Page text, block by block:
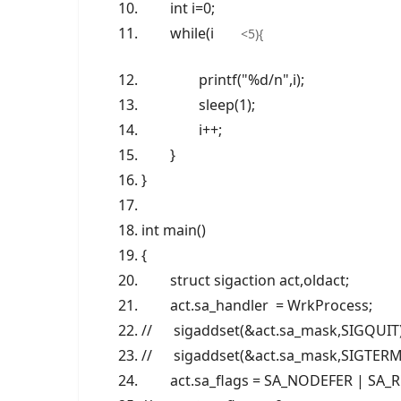
int i=0;
while(i
<5){
printf("%d/n",i);
sleep(1);
i++;
}
}
int main()
{
struct sigaction act,oldact;
act.sa_handler =WrkProcess;
//
//
act.sa_flags =SA_NODEFER |